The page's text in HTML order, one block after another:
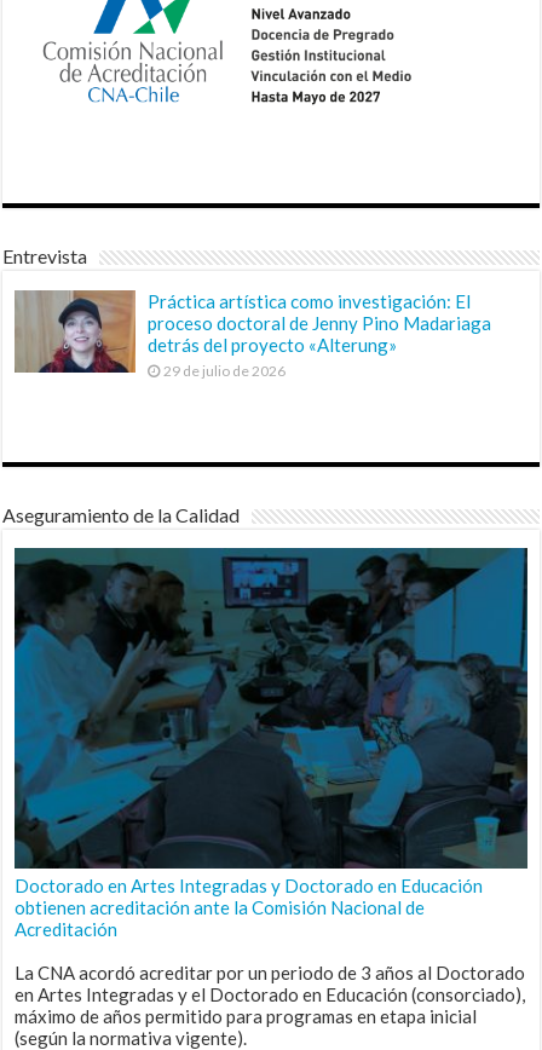
Entrevista
Práctica artística como investigación: El
proceso doctoral de Jenny Pino Madariaga
detrás del proyecto «Alterung»
29 de julio de 2026
Aseguramiento de la Calidad
Doctorado en Artes Integradas y Doctorado en Educación
obtienen acreditación ante la Comisión Nacional de
Acreditación
La CNA acordó acreditar por un periodo de 3 años al Doctorado
en Artes Integradas y el Doctorado en Educación (consorciado),
máximo de años permitido para programas en etapa inicial
(según la normativa vigente).